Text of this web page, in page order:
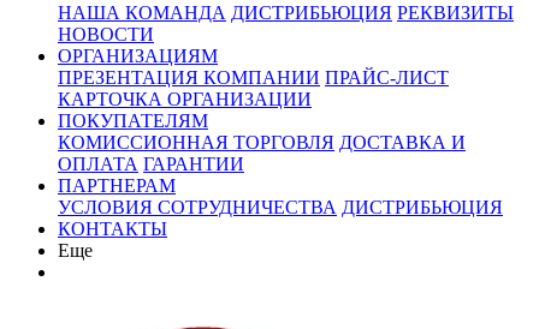
НАША КОМАНДА ДИСТРИБЬЮЦИЯ РЕКВИЗИТЫ
НОВОСТИ
ОРГАНИЗАЦИЯМ
ПРЕЗЕНТАЦИЯ КОМПАНИИ ПРАЙС-ЛИСТ
КАРТОЧКА ОРГАНИЗАЦИИ
ПОКУПАТЕЛЯМ
КОМИССИОННАЯ ТОРГОВЛЯ ДОСТАВКА И
ОПЛАТА ГАРАНТИИ
ПАРТНЕРАМ
УСЛОВИЯ СОТРУДНИЧЕСТВА ДИСТРИБЬЮЦИЯ
КОНТАКТЫ
Еще